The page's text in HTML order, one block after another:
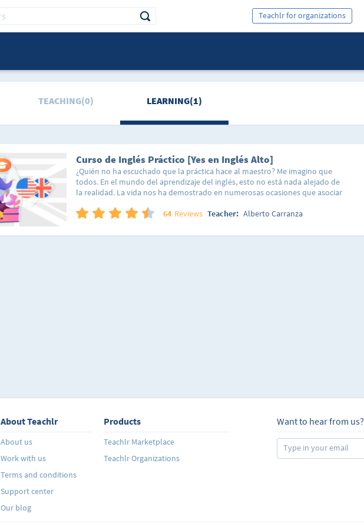
Teachlr for organizations
TEACHING(0) LEARNING(1)
Curso de Inglés Práctico [Yes en Inglés Alto]
¿Quién no ha escuchado que la práctica hace al maestro? Me imagino que
todos. En el mundo del aprendizaje del inglés, esto no está nada alejado de
la realidad. La vida nos ha demostrado en numerosas ocasiones que asociar
una excelente forma de retener información a futuro. ¿Y por qué te
donde se da el salto a las situaciones prácticas y circunstancias de la vida
64 Reviews Teacher: Alberto Carranza
About Teachlr
About us
Work with us
Terms and conditions
Support center
Our blog
Products
Teachlr Marketplace
Teachlr Organizations
Want to hear from us?